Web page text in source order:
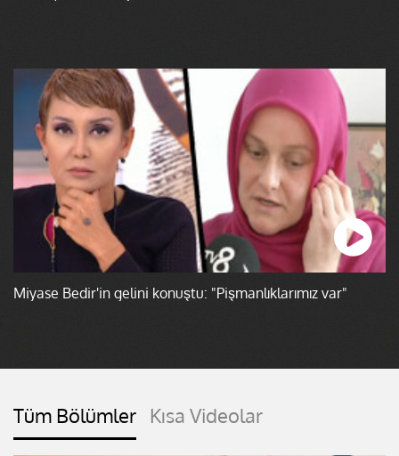
Miyase Bedir'in gelini konuştu: "Pişmanlıklarımız var"
Tüm Bölümler Kısa Videolar